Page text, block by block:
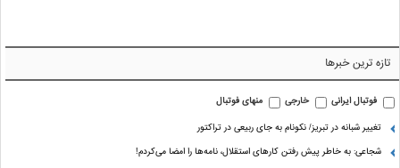
تازه ترین خبرها
فوتبال ایرانی خارجی
منهای فوتبال
تغییر شبانه در تبریز/ نکونام به جای ربیعی در تراکتور
شجاعی: به خاطر پیش رفتن کارهای استقلال، نامه‌ها را امضا می‌کردم!